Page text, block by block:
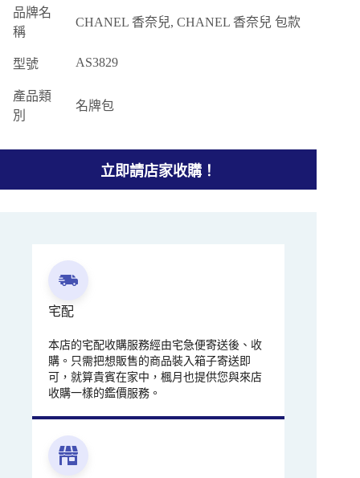
品牌名
稱
CHANEL 香奈兒, CHANEL 香奈兒 包款
型號 AS3829
產品類
別
名牌包
立即請店家收購！
宅配
本店的宅配收購服務經由宅急便寄送後、收
購。只需把想販售的商品裝入箱子寄送即
可，就算貴賓在家中，楓月也提供您與來店
收購一樣的鑑價服務。